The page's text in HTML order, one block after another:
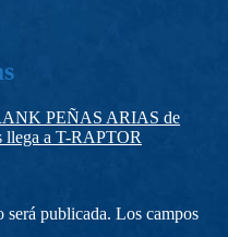
PEÑAS ARIAS de
llega a T-RAPTOR
será publicada. Los campos